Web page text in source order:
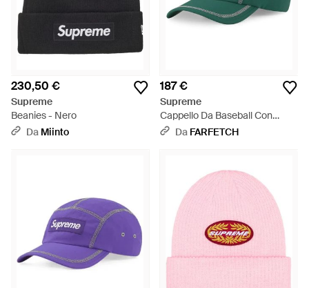
230,50 €
Supreme
Beanies - Nero
Da Miinto
187 €
Supreme
Cappello Da Baseball Con
Cuciture Riflettenti - Verde
Da FARFETCH